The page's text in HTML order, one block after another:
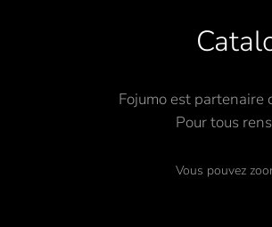
Fojumo est partenaire
Pour tous
Vous pouvez